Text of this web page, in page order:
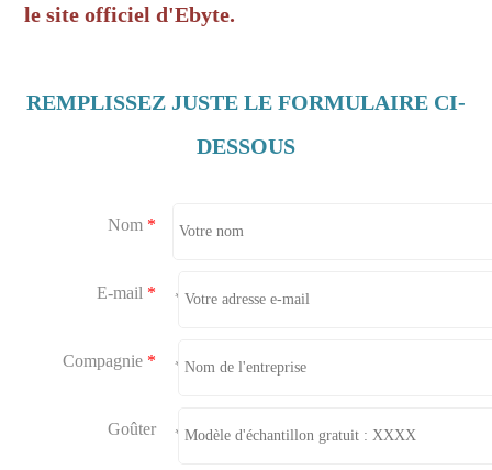
le site officiel d'Ebyte.
REMPLISSEZ JUSTE LE FORMULAIRE CI-
DESSOUS
Nom *
E-mail * *
Compagnie * *
Goûter *